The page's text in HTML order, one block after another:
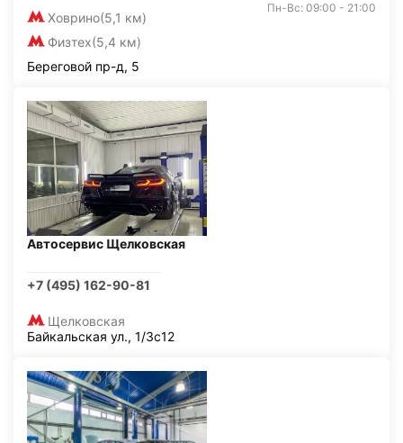
Ховрино(5,1 км)
Физтех(5,4 км)
Пн-Вс: 09:00 - 21:00
Береговой пр-д, 5
Автосервис Щелковская
+7 (495) 162-90-81
Щелковская
Байкальская ул., 1/3с12